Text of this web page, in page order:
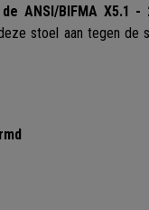
ANSI/BIFMA X5.1
stoel aan tegen de